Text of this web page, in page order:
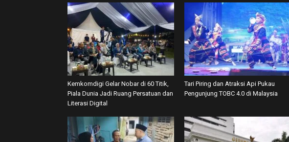
Kemkomdigi Gelar Nobar di 60 Titik,
Piala Dunia Jadi Ruang Persatuan dan
Literasi Digital
Tari Piring dan Atraksi Api Pukau
Pengunjung TOBC 4.0 di Malaysia